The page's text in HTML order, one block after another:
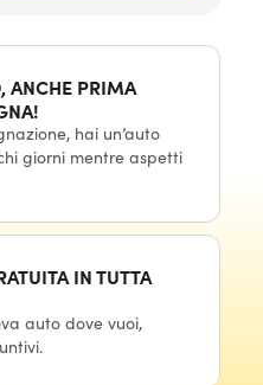
ANCHE PRIMA
hai un’auto
giorni mentre aspetti
IN TUTTA
auto dove vuoi,